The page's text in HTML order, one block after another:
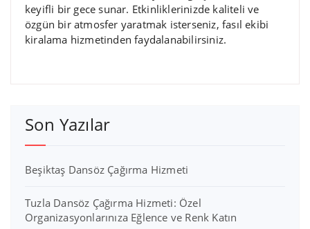
keyifli bir gece sunar. Etkinliklerinizde kaliteli ve
özgün bir atmosfer yaratmak isterseniz, fasıl ekibi
kiralama hizmetinden faydalanabilirsiniz.
Son Yazılar
Beşiktaş Dansöz Çağırma Hizmeti
Tuzla Dansöz Çağırma Hizmeti: Özel
Organizasyonlarınıza Eğlence ve Renk Katın